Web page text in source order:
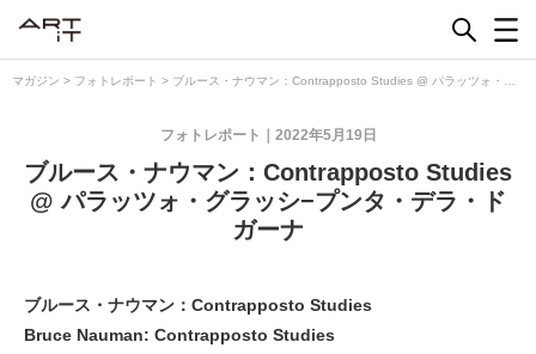
マガジン > フォトレポート > ブルース・ナウマン：Contrapposto Studies @ パラッツォ・グ
2022年5月19日
フォトレポート
ブルース・ナウマン：Contrapposto Studies
@ パラッツォ・グラッシ−プンタ・デラ・ド
ガーナ
ブルース・ナウマン：Contrapposto Studies
Bruce Nauman: Contrapposto Studies